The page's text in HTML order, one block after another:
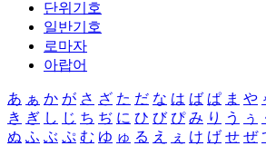
단위기호
일반기호
로마자
아랍어
あ ぁ か が さ ざ た だ な は ば ぱ ま や
き ぎ し じ ち ぢ に ひ び ぴ み り う ぅ
ぬ ふ ぶ ぷ む ゆ ゅ る え ぇ け げ せ ぜ